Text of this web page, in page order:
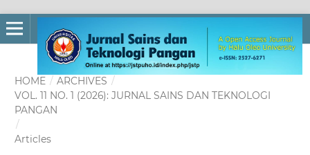
HOME / ARCHIVES /
VOL. 11 NO. 1 (2026): JURNAL SAINS DAN TEKNOLOGI
PANGAN
/
Articles